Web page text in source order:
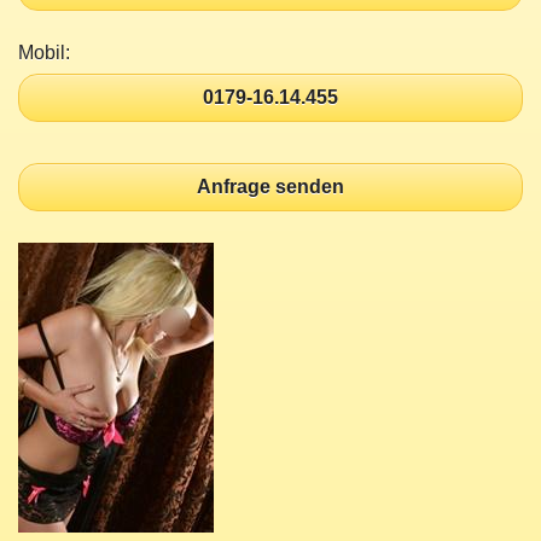
Mobil:
0179-16.14.455
Anfrage senden